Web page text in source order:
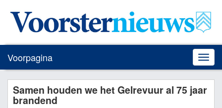
Toggle
Voorpagina
Samen houden we het Gelrevuur al 75 jaar
brandend